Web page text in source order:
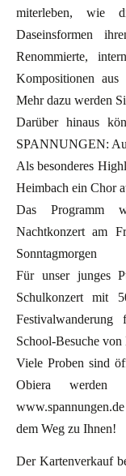
miterleben, wie
Daseinsformen
Renommierte,
Kompositionen aus
Mehr dazu werden
Darüber hinaus
SPANNUNGEN:
Als besonderes
Heimbach ein Chor
Das Programm
Nachtkonzert am
Sonntagmorgen
Für unser junges
Schulkonzert mit
School-Besuche
Viele Proben sind
Obiera werden
dem Weg zu Ihnen!
Der Kartenverkauf